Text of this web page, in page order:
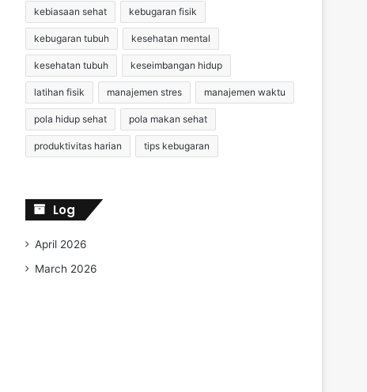
kebiasaan sehat kebugaran fisik
kebugaran tubuh kesehatan mental
kesehatan tubuh keseimbangan hidup
latihan fisik manajemen stres manajemen waktu
pola hidup sehat pola makan sehat
produktivitas harian tips kebugaran
Log
April 2026
March 2026